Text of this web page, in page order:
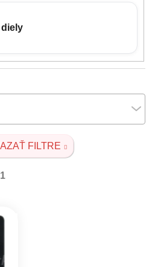
diely
FILTRE
1